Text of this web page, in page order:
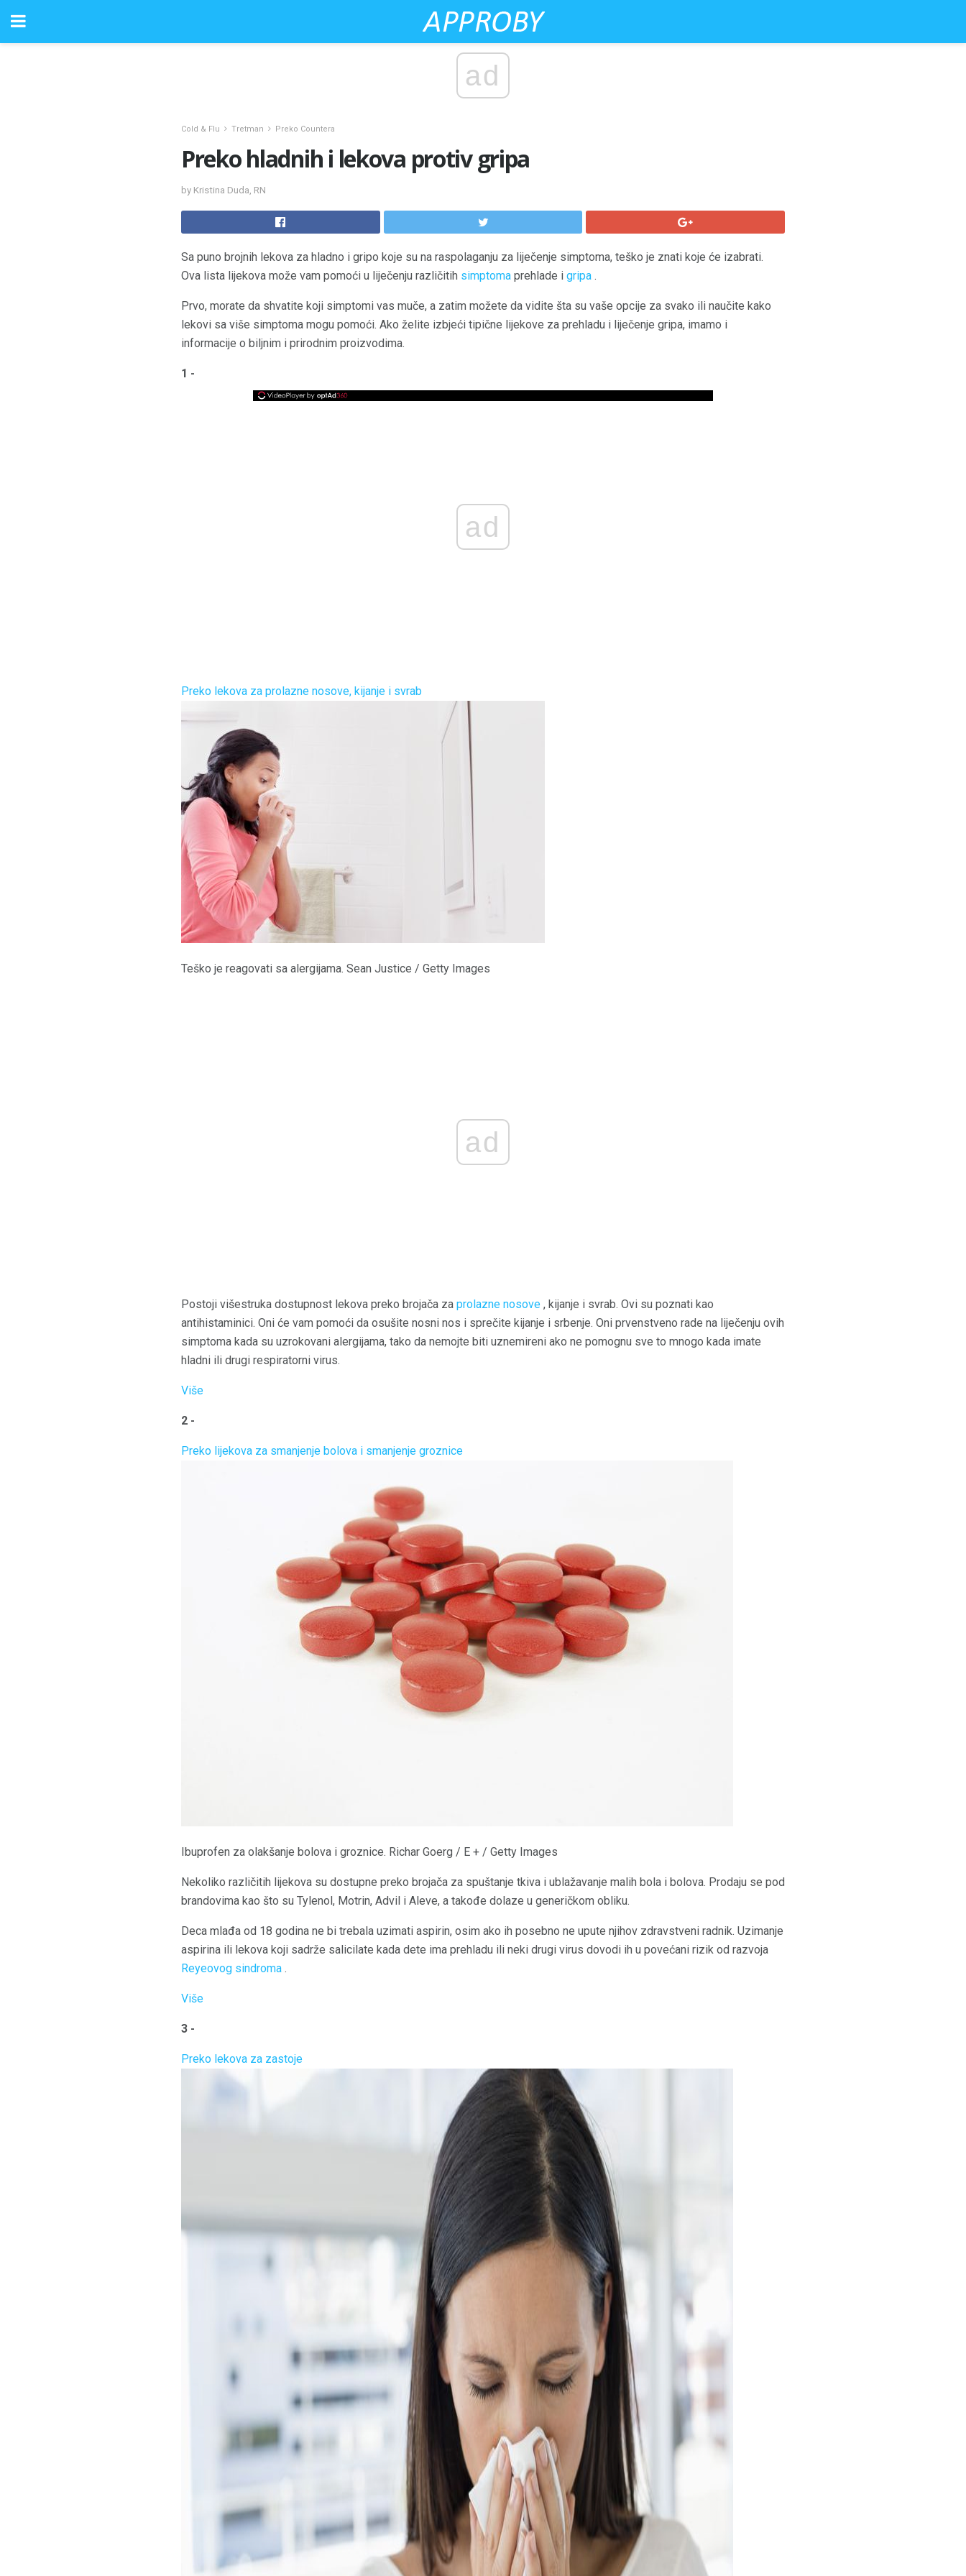
ad
Cold & Flu Tretman Preko Countera
Preko hladnih i lekova protiv gripa
by Kristina Duda, RN
Sa puno brojnih lekova za hladno i gripo koje su na raspolaganju za liječenje simptoma, teško je znati koje će izabrati.
Ova lista lijekova može vam pomoći u liječenju različitih simptoma prehlade i gripa .
Prvo, morate da shvatite koji simptomi vas muče, a zatim možete da vidite šta su vaše opcije za svako ili naučite kako
lekovi sa više simptoma mogu pomoći. Ako želite izbjeći tipične lijekove za prehladu i liječenje gripa, imamo i
informacije o biljnim i prirodnim proizvodima.
1 -
ad
Preko lekova za prolazne nosove, kijanje i svrab
Teško je reagovati sa alergijama. Sean Justice / Getty Images
ad
Postoji višestruka dostupnost lekova preko brojača za prolazne nosove , kijanje i svrab. Ovi su poznati kao
antihistaminici. Oni će vam pomoći da osušite nosni nos i sprečite kijanje i srbenje. Oni prvenstveno rade na liječenju ovih
simptoma kada su uzrokovani alergijama, tako da nemojte biti uznemireni ako ne pomognu sve to mnogo kada imate
hladni ili drugi respiratorni virus.
Više
2 -
Preko lijekova za smanjenje bolova i smanjenje groznice
Ibuprofen za olakšanje bolova i groznice. Richar Goerg / E + / Getty Images
Nekoliko različitih lijekova su dostupne preko brojača za spuštanje tkiva i ublažavanje malih bola i bolova. Prodaju se pod
brandovima kao što su Tylenol, Motrin, Advil i Aleve, a takođe dolaze u generičkom obliku.
Deca mlađa od 18 godina ne bi trebala uzimati aspirin, osim ako ih posebno ne upute njihov zdravstveni radnik. Uzimanje
aspirina ili lekova koji sadrže salicilate kada dete ima prehladu ili neki drugi virus dovodi ih u povećani rizik od razvoja
Reyeovog sindroma .
Više
3 -
Preko lekova za zastoje